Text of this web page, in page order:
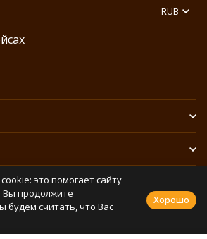
RUB
данных
это помогает сайту
Вы продолжите
будем считать, что Вас
Хорошо